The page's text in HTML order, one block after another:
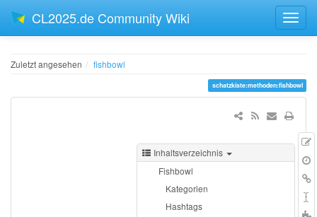
CL2025.de Community Wiki
Zuletzt angesehen fishbowl
schatzkiste:methoden:fishbowl
Inhaltsverzeichnis
Fishbowl
Kategorien
Hashtags